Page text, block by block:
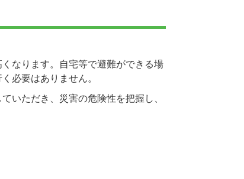
なります。自宅等で避難ができる場
必要はありません。
いただき、災害の危険性を把握し、